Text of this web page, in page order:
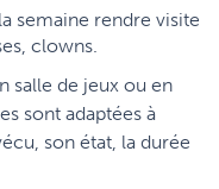
semaine rendre visite
clowns.
salle de jeux ou en
sont adaptées à
son état, la durée